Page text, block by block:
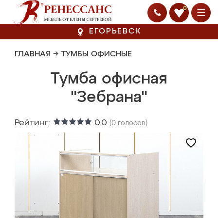
0
ЕГОРЬЕВСК
ГЛАВНАЯ → ТУМБЫ ОФИСНЫЕ
Тумба офисная
"Зебрана"
Рейтинг: 0.0 (0 голосов)